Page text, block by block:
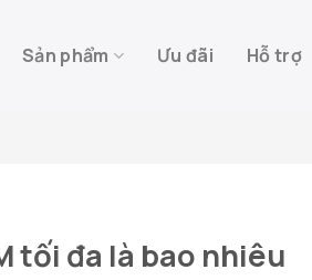
Sản phẩm Ưu đãi Hỗ trợ
tối đa là bao nhiêu